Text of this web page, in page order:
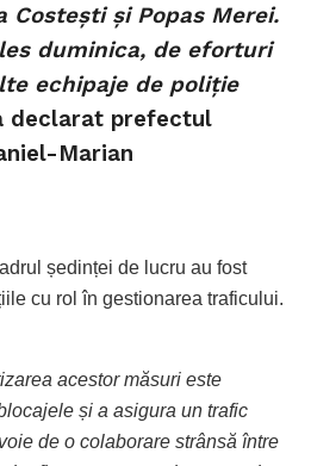
Costești și Popas Merei.
duminica, de eforturi
echipaje de poliție
declarat prefectul
Marian
ședinței de lucru au fost
cu rol în gestionarea traficului.
acestor măsuri este
și a asigura un trafic
de o colaborare strânsă între